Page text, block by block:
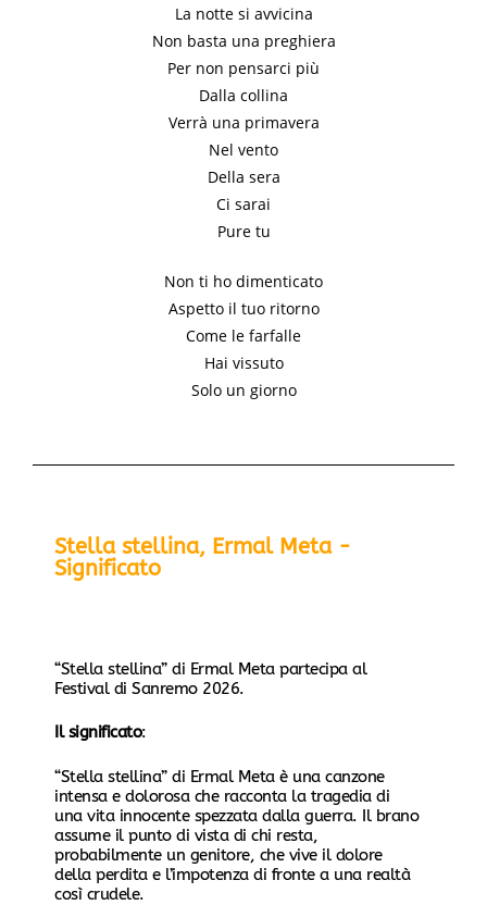
La notte si avvicina
Non basta una preghiera
Per non pensarci più
Dalla collina
Verrà una primavera
Nel vento
Della sera
Ci sarai
Pure tu
Non ti ho dimenticato
Aspetto il tuo ritorno
Come le farfalle
Hai vissuto
Solo un giorno
Stella stellina, Ermal Meta -
Significato
“Stella stellina” di Ermal Meta partecipa al
Festival di Sanremo 2026.
Il significato:
“Stella stellina” di Ermal Meta è una canzone
intensa e dolorosa che racconta la tragedia di
una vita innocente spezzata dalla guerra. Il brano
assume il punto di vista di chi resta,
probabilmente un genitore, che vive il dolore
della perdita e l’impotenza di fronte a una realtà
così crudele.